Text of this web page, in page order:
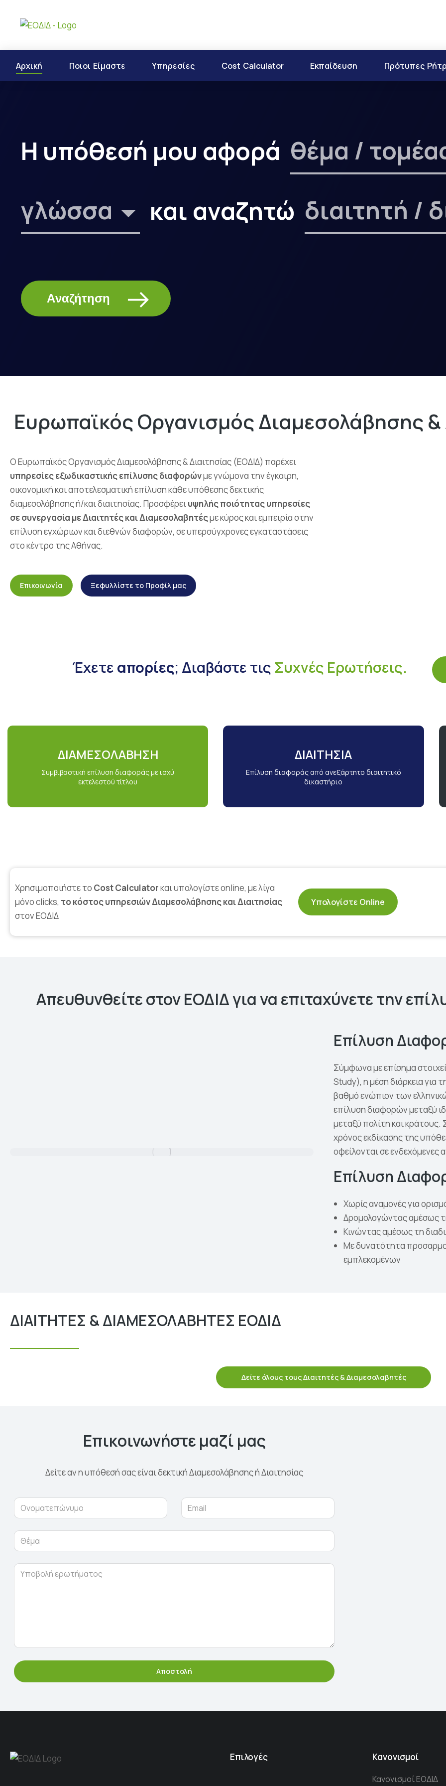
Αρχική Ποιοι Είμαστε Υπηρεσίες Cost Calculator Εκπαίδευση Πρότυπες
Η υπόθεσή μου αφορά θέμα /
γλώσσα
και αναζητώ διαιτητή /
Aναζήτηση
Ευρωπαϊκός Οργανισμός Διαμεσολάβησης &
Ο Ευρωπαϊκός Οργανισμός Διαμεσολάβησης & Διαιτησίας (ΕΟΔΙΔ) παρέχει
υπηρεσίες εξωδικαστικής επίλυσης διαφορώνμε γνώμονα την έγκαιρη,
οικονομική και αποτελεσματική επίλυση κάθε υπόθεσης δεκτικής
διαμεσολάβησης ή/και διαιτησίας. Προσφέρειυψηλής ποιότητας υπηρεσίες
σε συνεργασία με Διαιτητές και Διαμεσολαβητέςμε κύρος και εμπειρία στην
επίλυση εγχώριων και διεθνών διαφορών, σε υπερσύγχρονες εγκαταστάσεις
στο κέντρο της Αθήνας.
Επικοινωνία Ξεφυλλίστε το Προφίλ μας
Έχετε απορίες; Διαβάστε τις Συχνές Ερωτήσεις.
ΔΙΑΜΕΣΟΛΑΒΗΣΗ
Συμβιβαστική επίλυση διαφοράς με ισχύ
εκτελεστού τίτλου
ΔΙΑΙΤΗΣΙΑ
Επίλυση διαφοράς από ανεξάρτητο διαιτητικό
δικαστήριο
Χρησιμοποιήστε το Cost Calculatorκαι υπολογίστε online, με λίγα
μόνο clicks, το κόστος υπηρεσιών Διαμεσολάβησης και Διαιτησίας
στον ΕΟΔΙΔ
Υπολογίστε Online
Απευθυνθείτε στον ΕΟΔΙΔ για να επιταχύνετε την
Επίλυση
Σύμφωνα με επίσημα
Study), η μέση διάρκεια για
βαθμό ενώπιον των
επίλυση διαφορών μεταξύ
μεταξύ πολίτη και
χρόνος εκδίκασης της
οφείλονται σε ενδεχόμενες
Επίλυση
Χωρίς αναμονές για
Δρομολογώντας αμέσως
Κινώντας αμέσως τη
Με δυνατότητα
εμπλεκομένων
ΔΙΑΙΤΗΤΕΣ & ΔΙΑΜΕΣΟΛΑΒΗΤΕΣ ΕΟΔΙΔ
Δείτε όλους τους Διαιτητές & Διαμεσολαβητές
Επικοινωνήστε μαζί μας
Δείτε αν η υπόθεσή σας είναι δεκτική Διαμεσολάβησης ή Διαιτησίας
Αποστολή
Επιλογές Κανονισμοί
Κανονισμοί ΕΟΔΙΔ